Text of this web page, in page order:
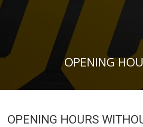
OPENING
OPENING HOURS